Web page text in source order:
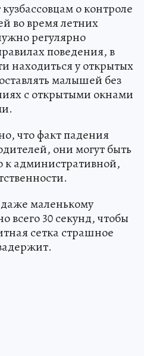
о контроле
во время летних
регулярно
поведения, в
находиться у открытых
малышей без
с открытыми окнами
что факт падения
они могут быть
к административной,
маленькому
всего 30 секунд, чтобы
сетка страшное